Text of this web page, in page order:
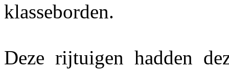
klasseborden.
Deze rijtuigen hadden